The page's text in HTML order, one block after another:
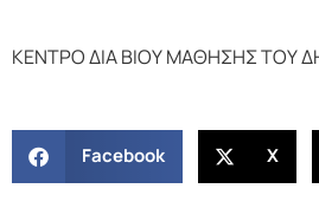
ΚΕΝΤΡΟ ΔΙΑ ΒΙΟΥ ΜΑΘΗΣΗΣ ΤΟΥ
Facebook X